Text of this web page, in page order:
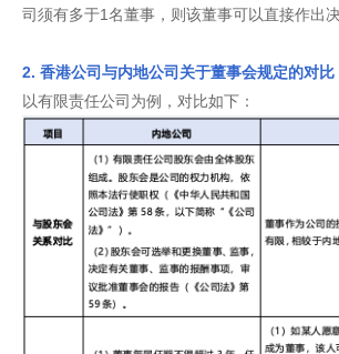
司须有多于1名董事，则该董事可以直接作出决
2. 香港公司与内地公司关于董事会规定的对比
以有限责任公司为例，对比如下：